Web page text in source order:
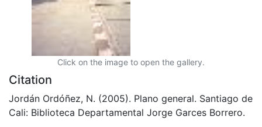
Click on the image to open the gallery.
Citation
Jordán Ordóñez, N. (2005). Plano general. Santiago de
Cali: Biblioteca Departamental Jorge Garces Borrero.